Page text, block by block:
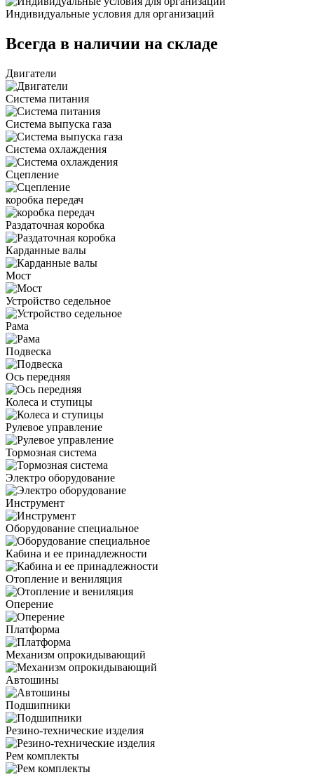
Индивидуальные условия для организаций
Всегда в наличии на складе
Двигатели
Система питания
Система выпуска газа
Система охлаждения
Сцепление
коробка передач
Раздаточная коробка
Карданные валы
Мост
Устройство седельное
Рама
Подвеска
Ось передняя
Колеса и ступицы
Рулевое управление
Тормозная система
Электро оборудование
Инструмент
Оборудование специальное
Кабина и ее принадлежности
Отопление и вениляция
Оперение
Платформа
Механизм опрокидывающий
Автошины
Подшипники
Резино-технические изделия
Рем комплекты